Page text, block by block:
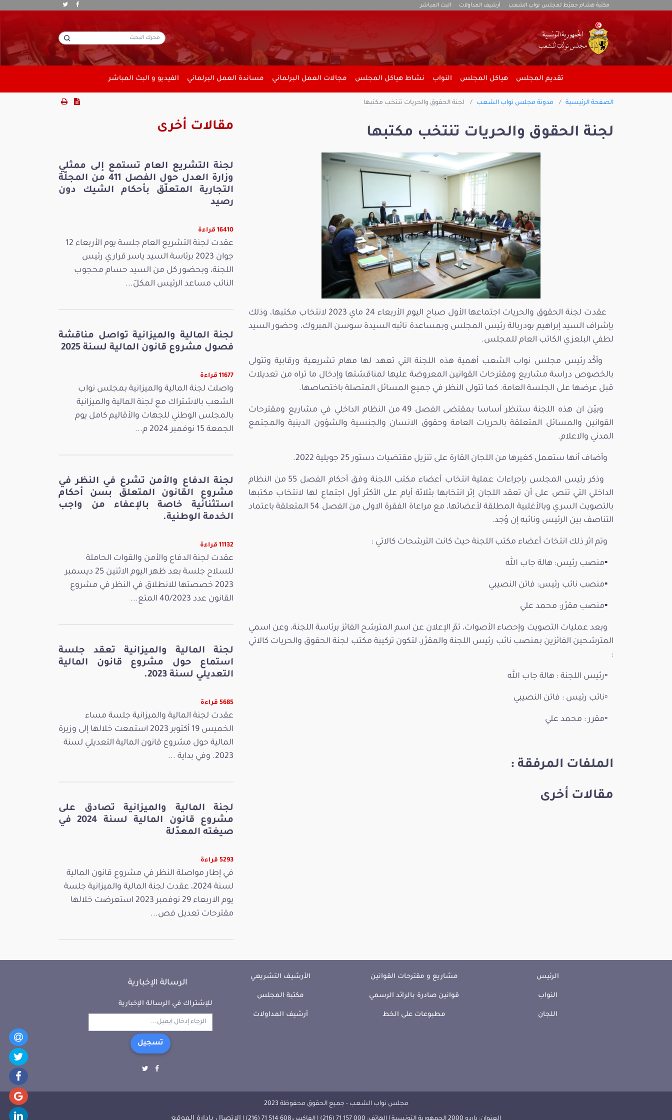
مكتبة هشام جعيّط لمجلس نواب الشعب أرشيف المداولات البث المباشر
تقديم المجلس هياكل المجلس النواب نشاط هياكل المجلس مجالات العمل البرلماني مساندة العمل البرلماني الفيديو و البث المباشر
الصفحة الرئيسية مدونة مجلس نواب الشعب لجنة الحقوق والحريات تنتخب مكتبها
لجنة الحقوق والحريات تنتخب مكتبها
‎عقدت لجنة الحقوق والحريات اجتماعها الأول صباح اليوم الأربعاء 24 ماي 2023 لانتخاب مكتبها، وذلك
بإشراف السيد إبراهيم بودربالة رئيس المجلس وبمساعدة نائبه السيدة سوسن المبروك، وحضور السيد
لطفي البلعزي الكاتب العام للمجلس.
‎وأكّد رئيس مجلس نواب الشعب أهمية هذه اللجنة التي تعهد لها مهام تشريعية ورقابية وتتولى
بالخصوص دراسة مشاريع ومقترحات القوانين المعروضة عليها لمناقشتها وإدخال ما تراه من تعديلات
قبل عرضها على الجلسة العامة. كما تتولى النظر في جميع المسائل المتصلة باختصاصها.
‎وبيّن ان هذه اللجنة ستنظر أساسا بمقتضى الفصل 49 من النظام الداخلي في مشاريع ومقترحات
القوانين والمسائل المتعلقة بالحريات العامة وحقوق الانسان والجنسية والشؤون الدينية والمجتمع
المدني والاعلام.
‎وذكر رئيس المجلس بإجراءات عملية انتخاب أعضاء مكتب اللجنة وفق أحكام الفصل 55 من النظام
الداخلي التي تنص على أن تعقد اللجان إثر انتخابها بثلاثة أيام على الأكثر أول اجتماع لها لانتخاب مكتبها
بالتصويت السري وبالأغلبية المطلقة لأعضائها، مع مراعاة الفقرة الاولى من الفصل 54 المتعلقة باعتماد
التناصف بين الرئيس ونائبه إن وُجد.
▪️منصب رئيس: هالة جاب الله
▪️منصب نائب رئيس: فاتن النصيبي
▪️منصب مقرّر: محمد علي
‎وبعد عمليات التصويت وإحصاء الأصوات، تمّ الإعلان عن اسم المترشح الفائز برئاسة اللجنة، وعن اسمي
المترشحين الفائزين بمنصب نائب رئيس اللجنة والمقرّر، لتكون تركيبة مكتب لجنة الحقوق والحريات كالاتي
:
▫️رئيس اللجنة : هالة جاب الله
▫️نائب رئيس : فاتن النصيبي
▫️مقرر : محمد علي
الملفات المرفقة :
مقالات أخرى
مقالات أخرى
لجنة التشريع العام تستمع إلى ممثلي
وزارة العدل حول الفصل 411 من المجلّة
التجارية المتعلّق بأحكام الشيك دون
رصيد
16410 قراءة
عقدت لجنة التشريع العام جلسة يوم الأربعاء 12
جوان 2023 برئاسة السيد ياسر قراري رئيس
اللجنة، وبحضور كل من السيد حسام محجوب
النائب مساعد الرئيس المكلّ...
لجنة المالية والميزانية تواصل مناقشة
فصول مشروع قانون المالية لسنة 2025
11677 قراءة
واصلت لجنة المالية والميزانية بمجلس نواب
الشعب بالاشتراك مع لجنة المالية والميزانية
بالمجلس الوطني للجهات والأقاليم كامل يوم
الجمعة 15 نوفمبر 2024 م...
لجنة الدفاع والأمن تشرع في النظر في
مشروع القانون المتعلق بسن أحكام
استثنائية خاصة بالإعفاء من واجب
الخدمة الوطنية.
11132 قراءة
عقدت لجنة الدفاع والأمن والقوات الحاملة
للسلاح جلسة بعد ظهر اليوم الاثنين 25 ديسمبر
2023 خصصتها للانطلاق في النظر في مشروع
القانون عدد 40/2023 المتع...
لجنة المالية والميزانية تعقد جلسة
استماع حول مشروع قانون المالية
التعديلي لسنة 2023.
5685 قراءة
عقدت لجنة المالية والميزانية جلسة مساء
الخميس 19 أكتوبر 2023 استمعت خلالها إلى وزيرة
المالية حول مشروع قانون المالية التعديلي لسنة
2023. وفي بداية ...
لجنة المالية والميزانية تصادق على
مشروع قانون المالية لسنة 2024 في
صيغته المعدّلة
5293 قراءة
في إطار مواصلة النظر في مشروع قانون المالية
لسنة 2024، عقدت لجنة المالية والميزانية جلسة
يوم الاربعاء 29 نوفمبر 2023 استعرضت خلالها
مقترحات تعديل فص...
الرئيس
النواب
اللجان
مشاريع و مقترحات القوانين
قوانين صادرة بالرائد الرسمي
مطبوعات على الخط
الأرشيف التشريعي
مكتبة المجلس
أرشيف المداولات
الرسالة الإخبارية
للإشتراك في الرسالة الإخبارية
تسجيل
مجلس نواب الشعب - جميع الحقوق محفوظة 2023